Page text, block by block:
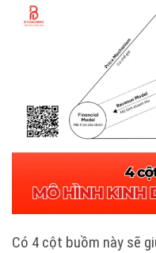
Có 4 cột buồm này sẽ